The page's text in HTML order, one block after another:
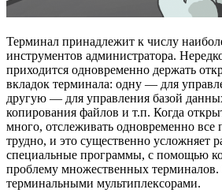
Терминал принадлежит к числу
инструментов администратора.
приходится одновременно держать
вкладок терминала: одну — для
другую — для управления базой
копирования файлов и т.п. Когда
много, отслеживать одновременно все
трудно, и это существенно усложняет
специальные программы, c помощью
проблему множественных
терминальными мультиплексорами.